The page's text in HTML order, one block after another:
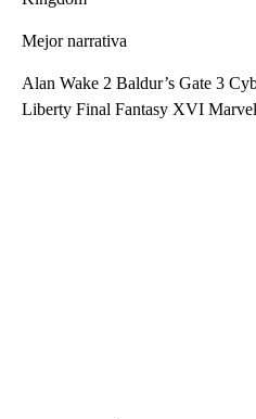
Mejor narrativa
Alan Wake 2 Baldur’s Gate 3
Liberty Final Fantasy XVI